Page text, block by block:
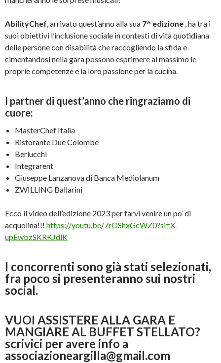
AbilityChef, arrivato quest’anno alla sua 7^ edizione , ha tra i
suoi obiettivi l’inclusione sociale in contesti di vita quotidiana
delle persone con disabilità che raccogliendo la sfida e
cimentandosi nella gara possono esprimere al massimo le
proprie competenze e la loro passione per la cucina.
I partner di quest’anno che ringraziamo di
cuore:
MasterChef Italia
Ristorante Due Colombe
Berlucchi
Integrarent
Giuseppe Lanzanova di Banca Mediolanum
ZWILLING Ballarini
Ecco il video dell’edizione 2023 per farvi venire un po’ di
acquolina!!! https://youtu.be/7rOShxGcWZ0?si=X-
upEwbzSKRKJdlK
I concorrenti sono già stati selezionati,
fra poco si presenteranno sui nostri
social.
VUOI ASSISTERE ALLA GARA E
MANGIARE AL BUFFET STELLATO?
scrivici per avere info a
associazioneargilla@gmail.com